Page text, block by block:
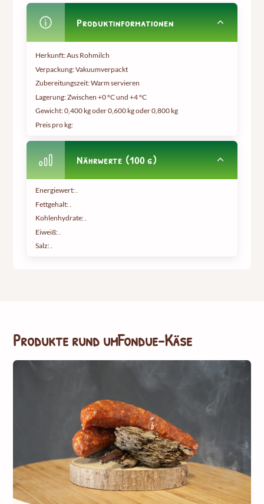
Produktinformationen
Herkunft: Aus Rohmilch
Verpackung: Vakuumverpackt
Zubereitungszeit: Warm servieren
Lagerung: Zwischen +0 °C und +4 °C
Gewicht:0,400 kg oder 0,600 kg oder 0,800 kg
Preis pro kg:
Nährwerte (100 g)
Energiewert: .
Fettgehalt: .
Kohlenhydrate: .
Eiweiß: .
Salz: .
Produkte rund umFondue-Käse